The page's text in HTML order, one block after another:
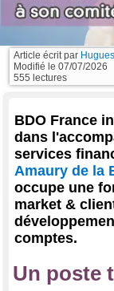
Article écrit par
Modifié le 07/07/2026
555 lectures
BDO France
dans
services
Amaury de la
occupe une
market &
comptes.
Un poste